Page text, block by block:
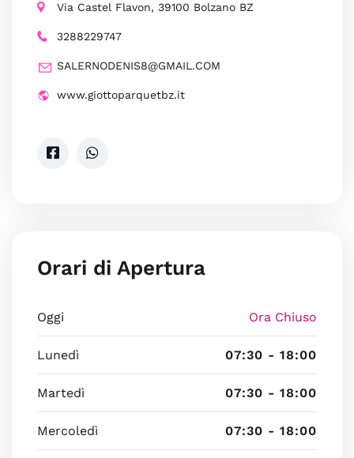
Via Castel Flavon, 39100 Bolzano BZ
3288229747
SALERNODENIS8@GMAIL.COM
www.giottoparquetbz.it
Orari di Apertura
Oggi Ora Chiuso
Lunedì 07:30 - 18:00
Martedì 07:30 - 18:00
Mercoledì 07:30 - 18:00